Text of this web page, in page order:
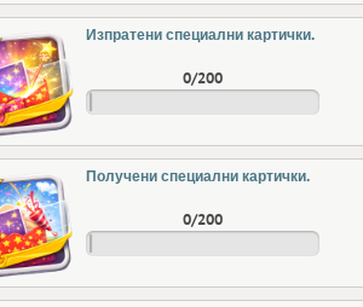
Изпратени специални картички.
0/200
Получени специални картички.
0/200